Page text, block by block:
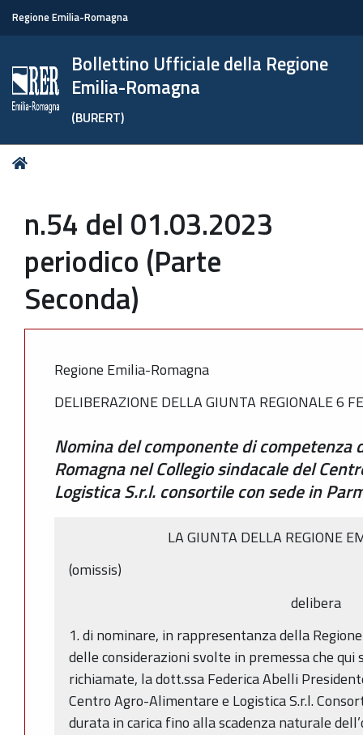
Regione Emilia-Romagna
Bollettino Ufficiale della Regione
Emilia-Romagna
(BURERT)
Tu
n.54 del 01.03.2023
periodico (Parte
Seconda)
Regione Emilia-Romagna
DELIBERAZIONE DELLA GIUNTA REGIONALE 6
Nomina del componente di competenza
Romagna nel Collegio sindacale del
Logistica S.r.l. consortile con sede in
LA GIUNTA DELLA REGIONE
(omissis)
delibera
1. di nominare, in rappresentanza della
delle considerazioni svolte in premessa che
richiamate, la dott.ssa Federica Abelli
Centro Agro-Alimentare e Logistica S.r.l.
durata in carica fino alla scadenza naturale